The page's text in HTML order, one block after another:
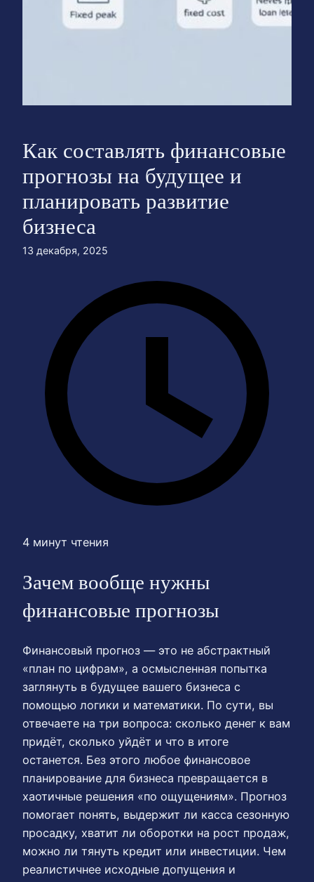
Как составлять финансовые
прогнозы на будущее и
планировать развитие
бизнеса
13 декабря, 2025
4 минут чтения
Зачем вообще нужны
финансовые прогнозы
Финансовый прогноз — это не абстрактный
«план по цифрам», а осмысленная попытка
заглянуть в будущее вашего бизнеса с
помощью логики и математики. По сути, вы
отвечаете на три вопроса: сколько денег к вам
придёт, сколько уйдёт и что в итоге
останется. Без этого любое финансовое
планирование для бизнеса превращается в
хаотичные решения «по ощущениям». Прогноз
помогает понять, выдержит ли касса сезонную
просадку, хватит ли оборотки на рост продаж,
можно ли тянуть кредит или инвестиции. Чем
реалистичнее исходные допущения и